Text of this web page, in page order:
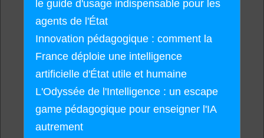
le guide d'usage indispensable pour les
agents de l'État
Innovation pédagogique : comment la
France déploie une intelligence
artificielle d'État utile et humaine
L'Odyssée de l'Intelligence : un escape
game pédagogique pour enseigner l'IA
autrement